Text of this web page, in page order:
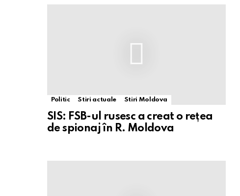
Politic Stiri actuale Stiri Moldova
SIS: FSB-ul rusesc a creat o rețea
de spionaj în R. Moldova